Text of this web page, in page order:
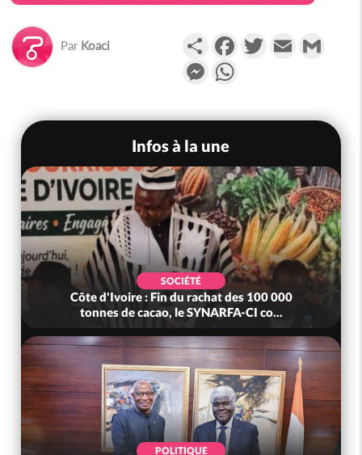
Par Koaci PartagerFacebookTwitterEmail
Messenger
Infos à la une
SOCIÉTÉ
Côte d'Ivoire : Fin du rachat des 100 000
tonnes de cacao, le SYNARFA-CI co...
POLITIQUE